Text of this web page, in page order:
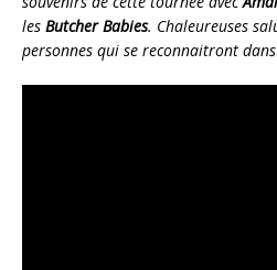
les Butcher Babies. Chaleureuses
personnes qui se reconnaitront